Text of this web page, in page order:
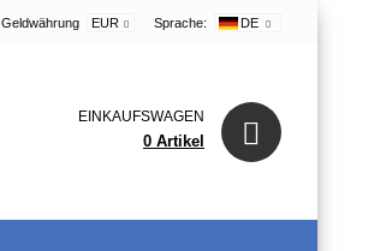
Geldwährung EUR Sprache: DE
EINKAUFSWAGEN
0 Artikel